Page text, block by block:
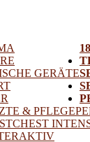
GERÄTE
&